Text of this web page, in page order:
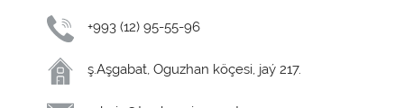
+993 (12) 95-55-96
ş.Aşgabat, Oguzhan köçesi, jaý 217.